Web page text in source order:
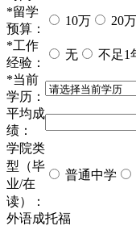
*留学
预算：
10万 20万
*工作
经验：
无 不足1
*当前
学历：
平均成
绩：
学院类
型（毕
业/在
读）：
普通中学
外语成托福